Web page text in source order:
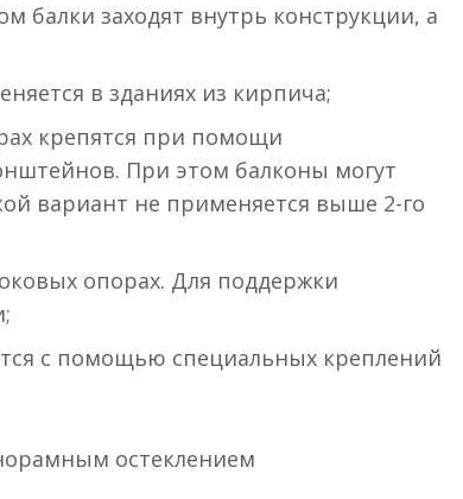
балки заходят внутрь конструкции, а
в зданиях из кирпича;
крепятся при помощи
При этом балконы могут
вариант не применяется выше 2-го
опорах. Для поддержки
с помощью специальных креплений
остеклением